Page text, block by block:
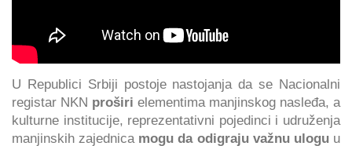
U Republici Srbiji postoje nastojanja da se Nacionalni
registar NKN proširi elementima manjinskog nasleđa, a
kulturne institucije, reprezentativni pojedinci i udruženja
manjinskih zajednica mogu da odigraju važnu uloguu